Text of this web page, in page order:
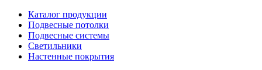
Каталог продукции
Подвесные потолки
Подвесные системы
Светильники
Настенные покрытия